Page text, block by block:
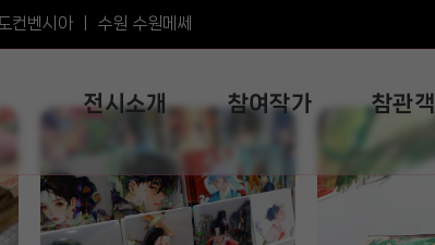
컨벤시아 수원 수원메쎄
전시소개 참여작가 참관객